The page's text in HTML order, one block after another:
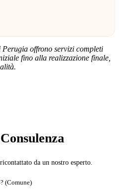
offrono servizi completi
fino alla realizzazione finale,
da un nostro esperto.
(Comune)